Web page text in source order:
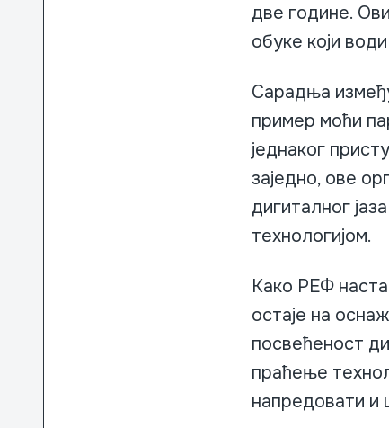
две године.
обуке који
Сарадња
пример моћи
једнаког
заједно, ове
дигиталног
технологијом.
Како РЕФ
остаје на
посвећеност
праћење
напредовати и